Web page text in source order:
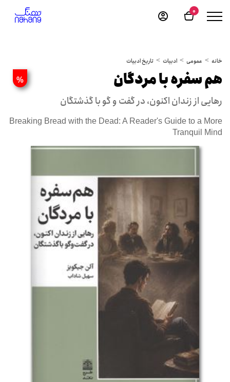
0
خانه عمومی ادبیات تاریخ ادبیات
% هم سفره با مردگان
رهایی از زندان اکنون، در گفت و گو با گذشتگان
Breaking Bread with the Dead: A Reader's Guide to a More
Tranquil Mind